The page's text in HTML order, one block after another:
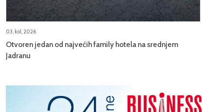
03, kol, 2026
Otvoren jedan od najvećih family hotela na srednjem
Jadranu